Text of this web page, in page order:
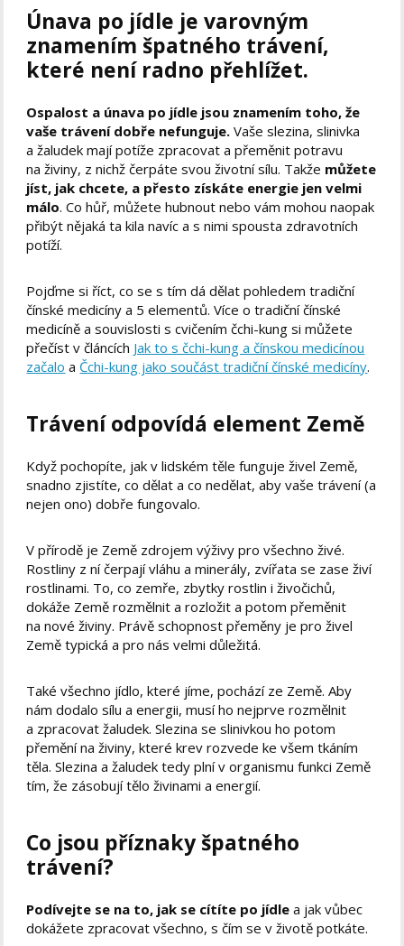
Únava po jídle je varovným
znamením špatného trávení,
které není radno přehlížet.
Ospalost a únava po jídle jsou znamením toho, že
vaše trávení dobře nefunguje. Vaše slezina, slinivka
a žaludek mají potíže zpracovat a přeměnit potravu
na živiny, z nichž čerpáte svou životní sílu. Takže můžete
jíst, jak chcete, a přesto získáte energie jen velmi
málo. Co hůř, můžete hubnout nebo vám mohou naopak
přibýt nějaká ta kila navíc a s nimi spousta zdravotních
potíží.
Pojďme si říct, co se s tím dá dělat pohledem tradiční
čínské medicíny a 5 elementů. Více o tradiční čínské
medicíně a souvislosti s cvičením čchi-kung si můžete
přečíst v článcích Jak to s čchi-kung a čínskou medicínou
začalo a Čchi-kung jako součást tradiční čínské medicíny.
Trávení odpovídá element Země
Když pochopíte, jak v lidském těle funguje živel Země,
snadno zjistíte, co dělat a co nedělat, aby vaše trávení (a
nejen ono) dobře fungovalo.
V přírodě je Země zdrojem výživy pro všechno živé.
Rostliny z ní čerpají vláhu a minerály, zvířata se zase živí
rostlinami. To, co zemře, zbytky rostlin i živočichů,
dokáže Země rozmělnit a rozložit a potom přeměnit
na nové živiny. Právě schopnost přeměny je pro živel
Země typická a pro nás velmi důležitá.
Také všechno jídlo, které jíme, pochází ze Země. Aby
nám dodalo sílu a energii, musí ho nejprve rozmělnit
a zpracovat žaludek. Slezina se slinivkou ho potom
přemění na živiny, které krev rozvede ke všem tkáním
těla. Slezina a žaludek tedy plní v organismu funkci Země
tím, že zásobují tělo živinami a energií.
Co jsou příznaky špatného
trávení?
Podívejte se na to, jak se cítíte po jídle a jak vůbec
dokážete zpracovat všechno, s čím se v životě potkáte.